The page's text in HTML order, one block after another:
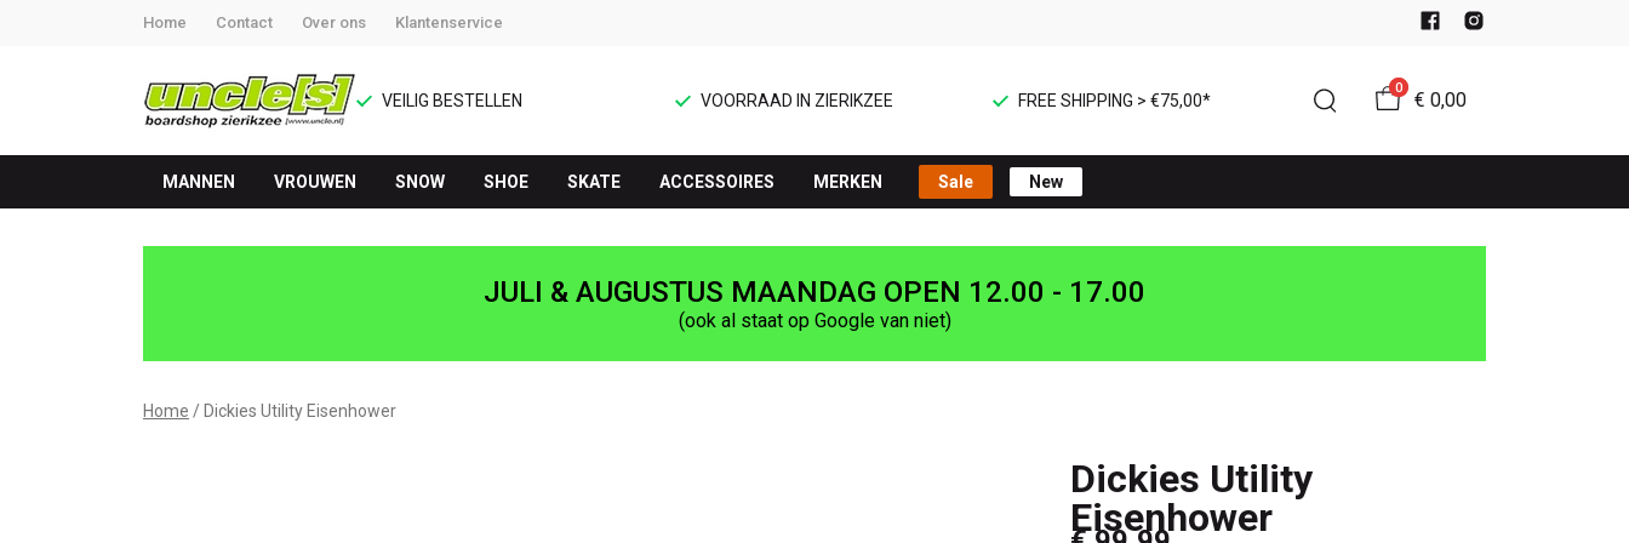
Home Contact Over ons Klantenservice
VEILIG BESTELLEN VOORRAAD IN ZIERIKZEE FREE SHIPPING > €75,00*
0
€ 0,00
MANNEN VROUWEN SNOW SHOE SKATE ACCESSOIRES MERKEN Sale New
Utility
UNCLE[S]
JULI & AUGUSTUS MAANDAG OPEN 12.00 - 17.00
(ook al staat op Google van niet)
Home Dickies Utility Eisenhower
Dickies Utility
Eisenhower